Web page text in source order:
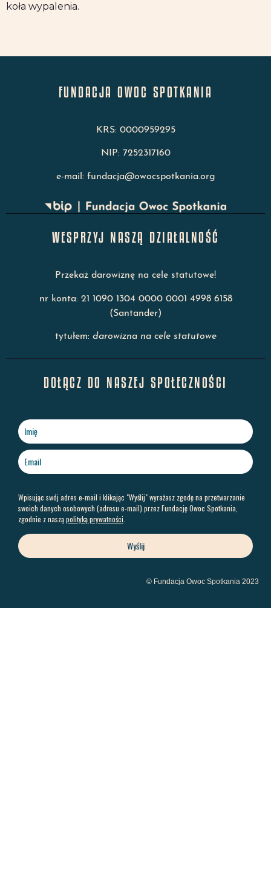
koła wypalenia.
FUNDACJA OWOC SPOTKANIA
KRS: 0000959295
NIP: 7252317160
e-mail: fundacja@owocspotkania.org
WESPRZYJ NASZĄ DZIAŁALNOŚĆ
Przekaż darowiznę na cele statutowe!
nr konta: 21 1090 1304 0000 0001 4998 6158
(Santander)
tytułem: darowizna na cele statutowe
DOŁĄCZ DO NASZEJ SPOŁECZNOŚCI
Wpisując swój adres e-mail i klikając "Wyślij" wyrażasz zgodę na przetwarzanie
swoich danych osobowych (adresu e-mail) przez Fundację Owoc Spotkania,
zgodnie z nasząpolityką prywatności.
Wyślij
© Fundacja Owoc Spotkania 2023